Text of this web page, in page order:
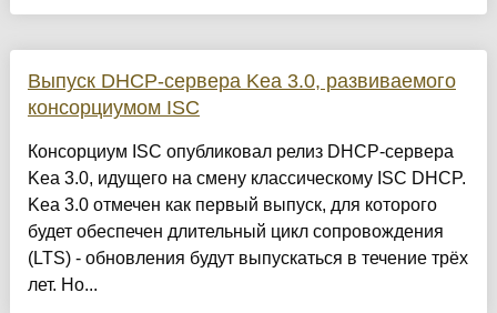
Выпуск DHCP-сервера Kea 3.0, развиваемого
консорциумом ISC
Консорциум ISC опубликовал релиз DHCP-сервера
Kea 3.0, идущего на смену классическому ISC DHCP.
Kea 3.0 отмечен как первый выпуск, для которого
будет обеспечен длительный цикл сопровождения
(LTS) - обновления будут выпускаться в течение трёх
лет. Но...